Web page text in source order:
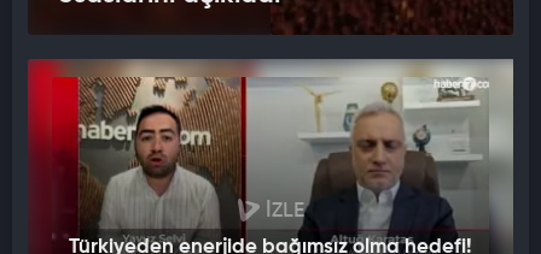
İZLE
Türkiyeden enerjide bağımsız olma hedefi!